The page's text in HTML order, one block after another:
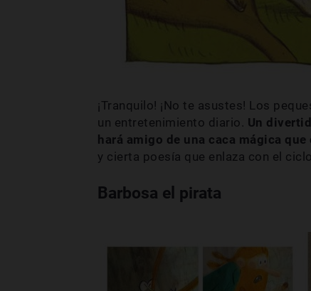
¡Tranquilo! ¡No te asustes! Los
un entretenimiento diario. Un
hará amigo de una caca mágica que
y cierta poesía que enlaza con el
Barbosa el pirata